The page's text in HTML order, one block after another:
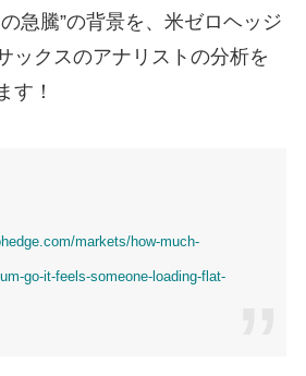
急騰”の背景を、米ゼロヘッジ
ックスのアナリストの分析を
す！
markets/how-much-
go-it-feels-someone-loading-flat-